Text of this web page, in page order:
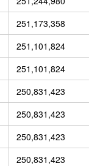
251,173,358
251,101,824
251,101,824
250,831,423
250,831,423
250,831,423
250,831,423